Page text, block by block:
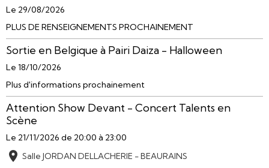
Le 29/08/2026
PLUS DE RENSEIGNEMENTS PROCHAINEMENT
Sortie en Belgique à Pairi Daiza - Halloween
Le 18/10/2026
Plus d'informations prochainement
Attention Show Devant - Concert Talents en
Scène
Le 21/11/2026 de 20:00 à 23:00
Salle JORDAN DELLACHERIE - BEAURAINS